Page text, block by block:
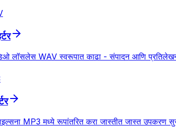
लॉसलेस WAV स्वरूपात काढा - संपादन आणि
MP3 मध्ये रूपांतरित करा जास्तीत जास्त उपकरण